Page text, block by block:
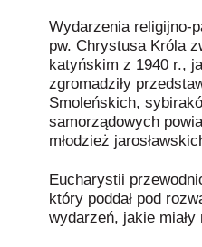
Wydarzenia religijno-
pw. Chrystusa Króla
katyńskim z 1940 r.,
zgromadziły
Smoleńskich,
samorządowych
młodzież
Eucharystii
który poddał pod
wydarzeń, jakie